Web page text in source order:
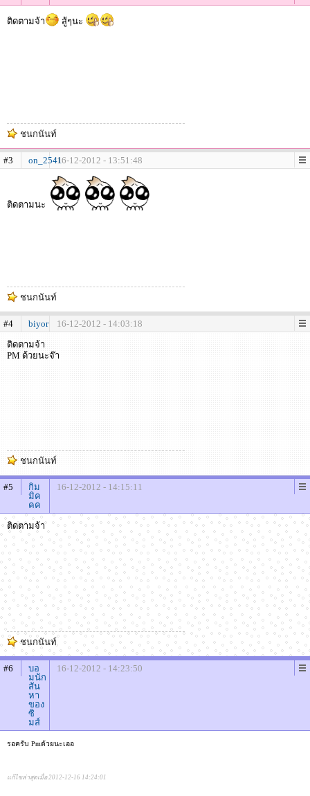
ติดตามจ้า สู้ๆนะ
ชนกนันท์
#3 on_254116-12-2012 - 13:51:48
ติดตามนะ
ชนกนันท์
#4 biyor
16-12-2012 - 14:03:18
ติดตามจ้า
PM ด้วยนะจ๊า
ชนกนันท์
#5
กิม
มิค
คค
16-12-2012 - 14:15:11
ติดตามจ้า
ชนกนันท์
#6
บอ
มนัก
สัน
หา
ของ
ซิ
มส์
16-12-2012 - 14:23:50
รอครับ Pmด้วยนะเออ
แก้ไขล่าสุดเมื่อ 2012-12-16 14:24:01